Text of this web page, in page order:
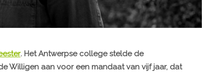
. Het Antwerpse college stelde de
Willigen aan voor een mandaat van vijf jaar, dat